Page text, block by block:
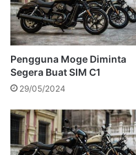
Pengguna Moge Diminta
Segera Buat SIM C1
29/05/2024